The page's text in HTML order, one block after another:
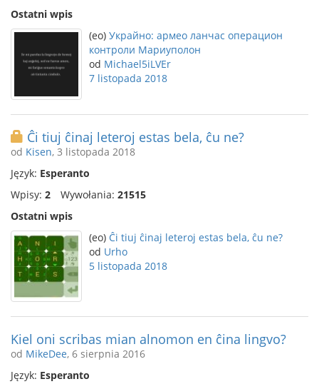
Ostatni wpis
(eo) Украйно: армео ланчас операцион
контроли Мариуполон
od Michael5iLVEr
7 listopada 2018
Ĉi tiuj ĉinaj leteroj estas bela, ĉu ne?
od Kisen, 3 listopada 2018
Język: Esperanto
Wpisy: 2 Wywołania: 21515
Ostatni wpis
(eo) Ĉi tiuj ĉinaj leteroj estas bela, ĉu ne?
od Urho
5 listopada 2018
Kiel oni scribas mian alnomon en ĉina lingvo?
od MikeDee, 6 sierpnia 2016
Język: Esperanto